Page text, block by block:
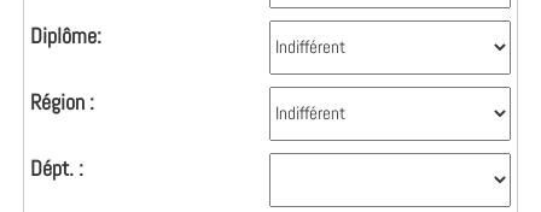
Diplôme:
Région :
Dépt. :